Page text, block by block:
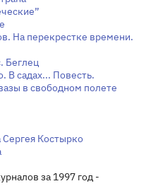
На перекрестке времени.
Беглец
В садах... Повесть.
в свободном полете
Костырко
за 1997 год -